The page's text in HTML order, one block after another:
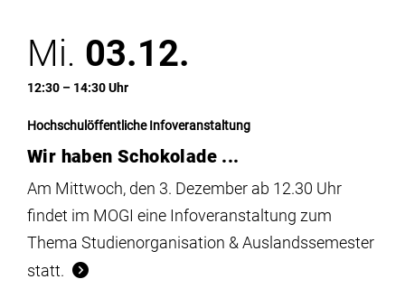
Infrastruktur
Aktuelles
meinstudium
Mi. 03.12.
12:30 – 14:30 Uhr
Hochschulöffentliche Infoveranstaltung
Wir haben Schokolade ...
Am Mittwoch, den 3. Dezember ab 12.30 Uhr
findet im MOGI eine Infoveranstaltung zum
Thema Studienorganisation & Auslandssemester
statt.